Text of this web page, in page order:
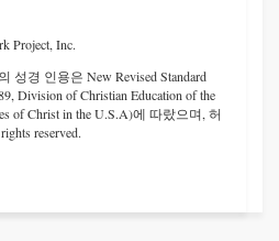
Project, Inc.
성경 인용은 New Revised Standard
Division of Christian Education of the
of Christ in the U.S.A)에 따랐으며, 허
reserved.